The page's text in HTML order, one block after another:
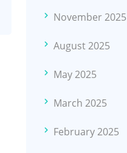
November 2025
August 2025
May 2025
March 2025
February 2025